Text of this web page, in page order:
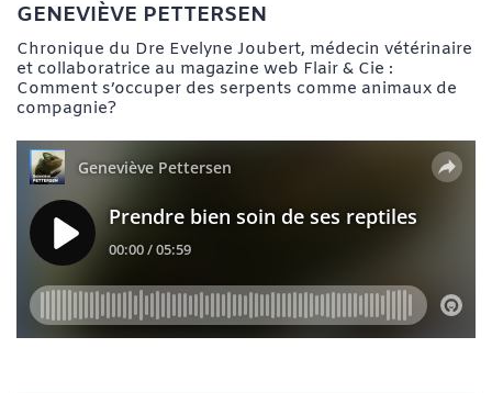
GENEVIÈVE PETTERSEN
Chronique du Dre Evelyne Joubert, médecin vétérinaire
et collaboratrice au magazine web Flair & Cie :
Comment s’occuper des serpents comme animaux de
compagnie?